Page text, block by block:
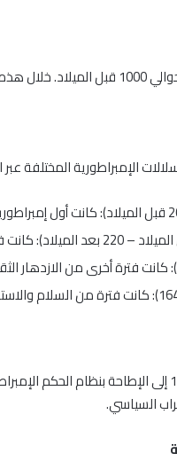
موحدة.
الإمبراطورية المختلفة
أدت الثورة الصينية عام 1911 إلى
السياسي.